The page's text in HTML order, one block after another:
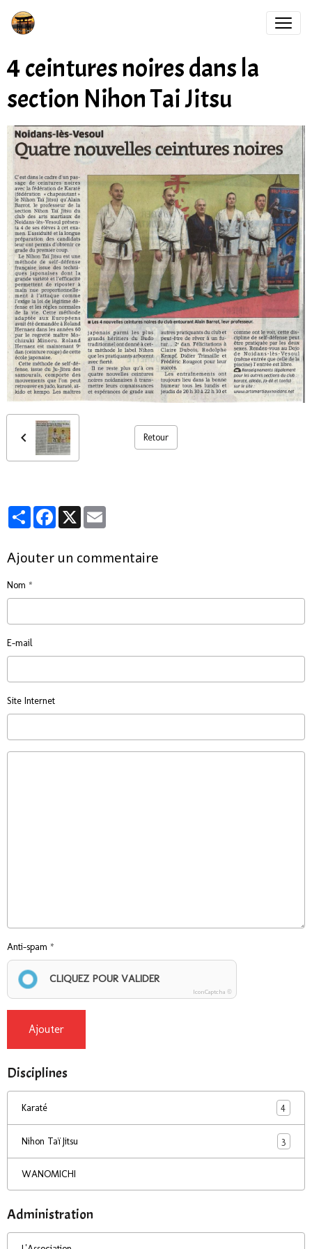
4 ceintures noires dans la
section Nihon Tai Jitsu
Retour
PartagerFacebook
X
Ajouter un commentaire
Nom
E-mail
Site Internet
Anti-spam
CLIQUEZ POUR VALIDER
IconCaptcha ©
Ajouter
Disciplines
Karaté 4
Nihon Taï Jitsu 3
WANOMICHI
Administration